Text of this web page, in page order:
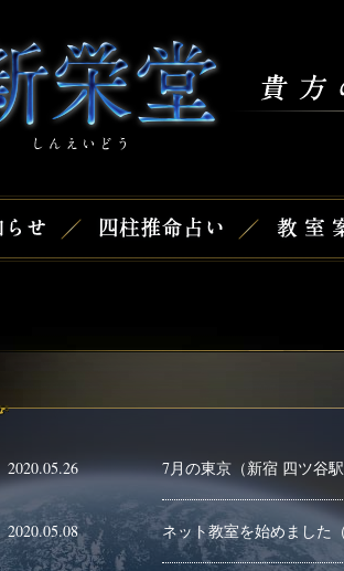
2020.05.26 7月の東京（新宿 四ツ谷
2020.05.08 ネット教室を始めました